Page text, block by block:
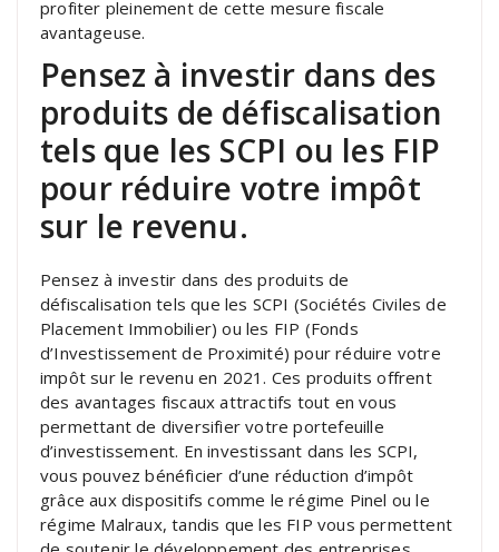
profiter pleinement de cette mesure fiscale
avantageuse.
Pensez à investir dans des
produits de défiscalisation
tels que les SCPI ou les FIP
pour réduire votre impôt
sur le revenu.
Pensez à investir dans des produits de
défiscalisation tels que les SCPI (Sociétés Civiles de
Placement Immobilier) ou les FIP (Fonds
d’Investissement de Proximité) pour réduire votre
impôt sur le revenu en 2021. Ces produits offrent
des avantages fiscaux attractifs tout en vous
permettant de diversifier votre portefeuille
d’investissement. En investissant dans les SCPI,
vous pouvez bénéficier d’une réduction d’impôt
grâce aux dispositifs comme le régime Pinel ou le
régime Malraux, tandis que les FIP vous permettent